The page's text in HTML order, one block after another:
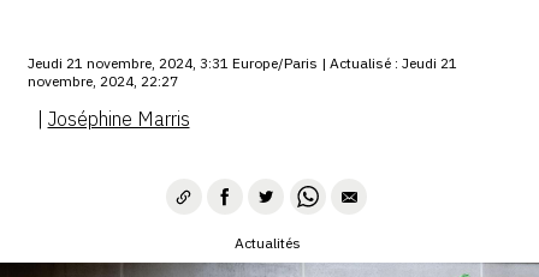
CRÉER SON CATALOGUE RAISONNÉ
CRÉER SON SITE ARTISTE
CRÉER SON CATALOGUE D'EXPO
Jeudi 21 novembre, 2024, 3:31 Europe/Paris | Actualisé : Jeudi 21
novembre, 2024, 22:27
Joséphine Marris
Actualités